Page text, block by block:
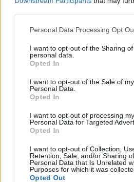
Personal Data Processing Opt
I want to opt-out of the Sharing
personal data.
Opted In
I want to opt-out of the Sale of my
Personal Data.
Opted In
I want to opt-out of processing my
Personal Data for Targeted
Opted In
I want to opt-out of Collection,
Retention, Sale, and/or Sharing
Personal Data that Is Unrelated
Purposes for which it was
Opted Out
Achat Automobile
Denza Z9S : la voiture
atteint 1100 km